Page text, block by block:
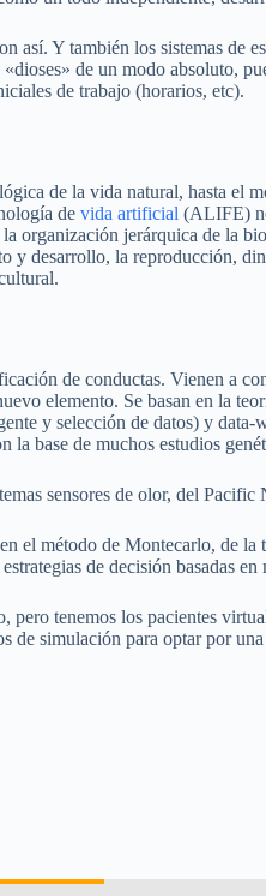
así. Y también los sistemas de
de un modo absoluto,
de trabajo (horarios, etc).
de la vida natural, hasta el
de vida artificial (ALIFE)
organización jerárquica de la
y desarrollo, la reproducción,
de conductas. Vienen a
elemento. Se basan en la
y selección de datos) y
la base de muchos estudios
sensores de olor, del
el método de Montecarlo, de
de decisión basadas
pero tenemos los pacientes
de simulación para optar por